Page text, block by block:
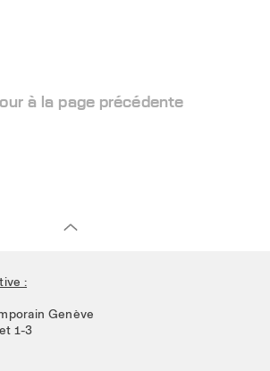
à la page précédente
:
Genève
1-3